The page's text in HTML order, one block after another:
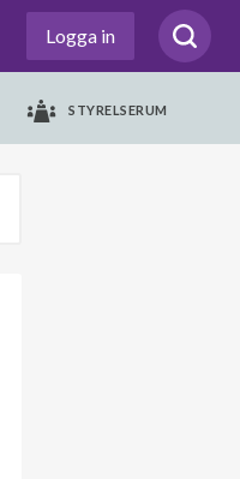
Logga in
STYRELSERUM